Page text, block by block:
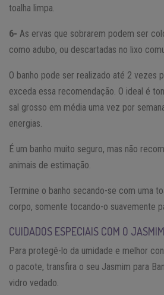
toalha limpa.
6- As ervas que sobrarem podem ser
como adubo, ou descartadas no lixo
O banho pode ser realizado até 2 vezes
exceda essa recomendação. O ideal é
sal grosso em média uma vez por
energias.
É um banho muito seguro, mas não
animais de estimação.
Termine o banho secando-se com uma
corpo, somente tocando-o suavemente
CUIDADOS ESPECIAIS COM O
Para protegê-lo da umidade e melhor
o pacote, transfira o seu Jasmim para
vidro vedado.